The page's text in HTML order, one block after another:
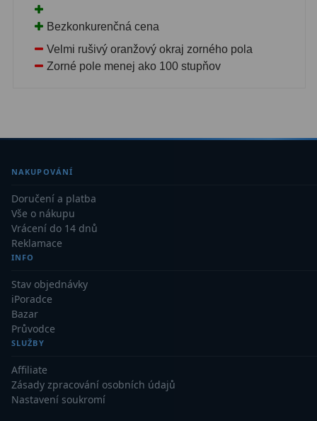
Kapesní
Digitální 10
Příslušenství mikroskopů 16
Preparáty2
Sklíčka8
Mikroskopicke sady
Meteostanice52
Domácí
Pokročilé5
Profesionální
Teploměry a vlhkoměry15
Bezkonkurenčná cena
Velmi rušivý oranžový okraj zorného pola
Zorné pole menej ako 100 stupňov
NAKUPOVÁNÍ
Doručení a platba
Vše o nákupu
Vrácení do 14 dnů
Reklamace
INFO
Stav objednávky
iPoradce
Bazar
Průvodce
SLUŽBY
Affiliate
Zásady zpracování osobních údajů
Nastavení soukromí